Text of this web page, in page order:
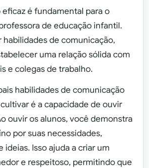
é fundamental para o
de educação infantil.
habilidades de comunicação,
uma relação sólida com
e colegas de trabalho.
habilidades de comunicação
é a capacidade de ouvir
ouvir os alunos, você demonstra
por suas necessidades,
ideias. Isso ajuda a criar um
e respeitoso, permitindo que